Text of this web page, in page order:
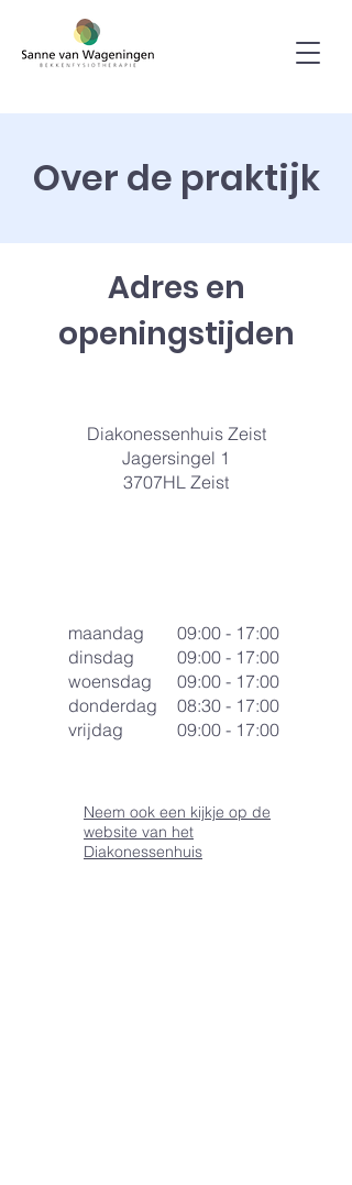
Over de praktijk
Adres en
openingstijden
Diakonessenhuis Zeist
Jagersingel 1
3707HL Zeist
maandag
dinsdag
woensdag
donderdag
vrijdag
09:00 - 17:00
09:00 - 17:00
09:00 - 17:00
08:30 - 17:00
09:00 - 17:00
Neem ook een kijkje op de
website van het
Diakonessenhuis